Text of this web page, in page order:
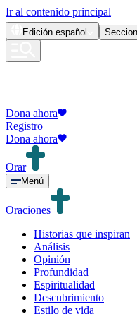
Ir al contenido principal
Edición español
Dona ahora
Registro
Dona ahora
Orar
Menú
Oraciones
Historias que inspiran
Análisis
Opinión
Profundidad
Espiritualidad
Descubrimiento
Estilo de vida